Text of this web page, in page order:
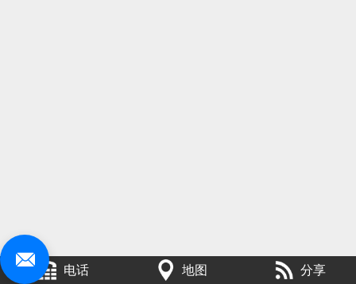
电话 地图 分享